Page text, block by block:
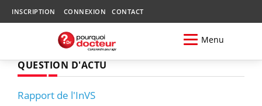
INSCRIPTION CONNEXION CONTACT
Menu
QUESTION D'ACTU
Rapport de l'InVS